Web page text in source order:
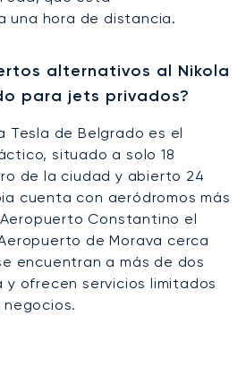
una hora de distancia.
alternativos al Nikola
para jets privados?
Tesla de Belgrado es el
situado a solo 18
de la ciudad y abierto 24
cuenta con aeródromos más
Constantino el
de Morava cerca
encuentran a más de dos
ofrecen servicios limitados